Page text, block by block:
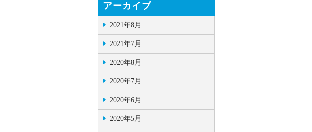
アーカイブ
2021年8月
2021年7月
2020年8月
2020年7月
2020年6月
2020年5月